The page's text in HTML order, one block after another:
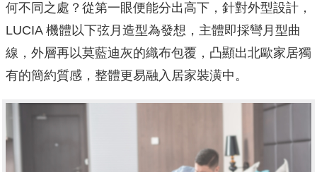
何不同之處？從第一眼便能分出高下，針對外型設計，
LUCIA 機體以下弦月造型為發想，主體即採彎月型曲
線，外層再以莫藍迪灰的織布包覆，凸顯出北歐家居獨
有的簡約質感，整體更易融入居家裝潢中。